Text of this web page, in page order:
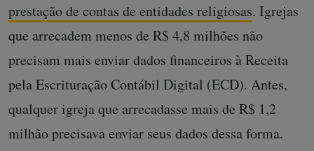
prestação de contas de entidades religiosas. Igrejas
que arrecadem menos de R$ 4,8 milhões não
precisam mais enviar dados financeiros à Receita
pela Escrituração Contábil Digital (ECD). Antes,
qualquer igreja que arrecadasse mais de R$ 1,2
milhão precisava enviar seus dados dessa forma.